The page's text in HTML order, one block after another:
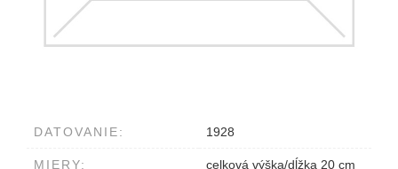
DATOVANIE: 1928
MIERY:
celková výška/dĺžka 20 cm